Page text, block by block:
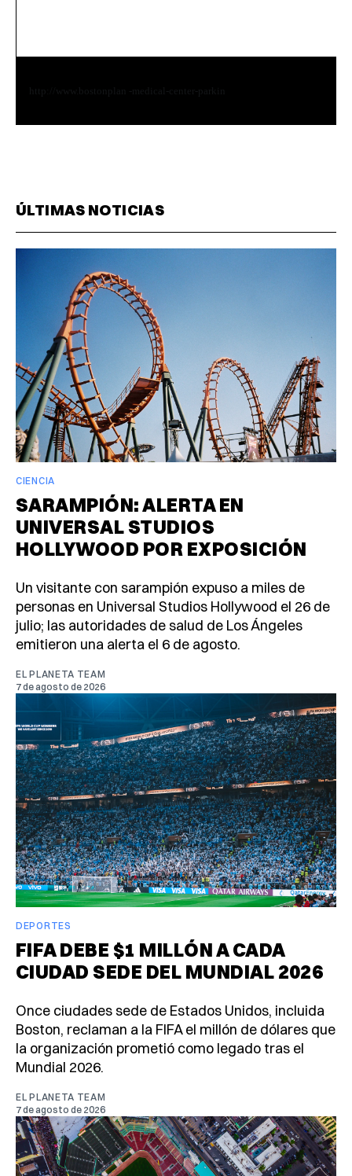
http://www.bostonplan -medical-center-parkin
ÚLTIMAS NOTICIAS
CIENCIA
SARAMPIÓN: ALERTA EN
UNIVERSAL STUDIOS
HOLLYWOOD POR EXPOSICIÓN
Un visitante con sarampión expuso a miles de
personas en Universal Studios Hollywood el 26 de
julio; las autoridades de salud de Los Ángeles
emitieron una alerta el 6 de agosto.
EL PLANETA TEAM
7 de agosto de 2026
DEPORTES
FIFA DEBE $1 MILLÓN A CADA
CIUDAD SEDE DEL MUNDIAL 2026
Once ciudades sede de Estados Unidos, incluida
Boston, reclaman a la FIFA el millón de dólares que
la organización prometió como legado tras el
Mundial 2026.
EL PLANETA TEAM
7 de agosto de 2026